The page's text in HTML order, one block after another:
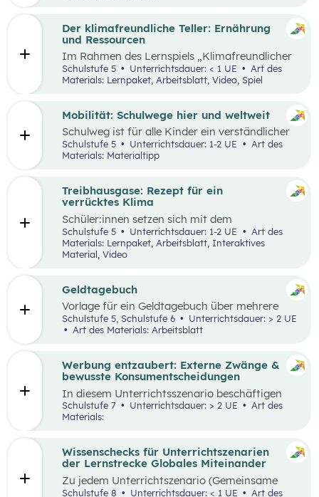
Werbung entzaubert: Externe Zwänge &
bewusste Konsumentscheidungen
In diesem Unterrichtsszenario beschäftigen
sich die Schüler:innen mit den Themen
„Werbung“ und „Konsumentscheidungen“. Zu
Zentrum. Davon ausgehend werden
unterschiedliche externe Zwänge sowie Vor-
Schulstufe 7 Unterrichtsdauer: > 2 UE
Art des
Materials:
Wissenschecks für Unterrichtszenarien
der Lernstrecke Globales Miteinander
Zu jedem Unterrichtszenario (Gemeinsame
Vertiefung) wiez.B.:Globalisierung und ich,
Schulstufe 8 Unterrichtsdauer: < 1 UE
Treibhausgase: Rezept für ein
verrücktes Klima
Schüler:innen setzen sich mit dem
menschengemachten und natürlichen
Treibhauseffekt sowie daraus resultierenden
Folgen in unterschiedlichen Lebens- und
Wirtschaftsbereichen auseinander. Außerdem
Umwelt-Beziehung
Kopfstand-Brainstorming individuelle und
kollektive Handlungsoptionen zur
Klimawandelanpassung.
Schulstufe 5 Unterrichtsdauer: 1-2 UE
Materials: Lernpaket, Arbeitsblatt, Interaktives
Material, Video
Der klimafreundliche Teller: Ernährung
und Ressourcen
Im Rahmen des Lernspiels „Klimafreundlicher
Teller“ lernen die Schüler:innen
klimafreundlichere und klimaschädlichere
Lebensmittel (gemessen am Wasser- und CO2-
hohen Ressourcenverbrauch kennen.
Schulstufe 5 Unterrichtsdauer: < 1 UE
Materials: Lernpaket, Arbeitsblatt, Video, Spiel
Mobilität: Schulwege hier und weltweit
Schulweg ist für alle Kinder ein verständlicher
Begriff und eine weltweite Gemeinsamkeit.
Doch der Weg ist durch die Lage der Schule und
Schulstufe 5 Unterrichtsdauer: 1-2 UE
Art des
Materials: Materialtipp
Geldtagebuch
Vorlage für ein Geldtagebuch über mehrere
Wochen im Excel Format
Schulstufe 5, Schulstufe 6
Unterrichtsdauer: > 2 UE
Art des Materials: Arbeitsblatt